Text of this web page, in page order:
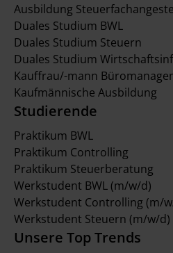
Unsere Top Trends
Studierende
Praktikum BWL
Praktikum Controlling
Praktikum Steuerberatung
Werkstudent BWL (m/w/d)
Werkstudent Controlling (m/
Werkstudent Steuern (m/w/d)
Ausbildung
Duales Studium BWL
Duales Studium Steuern
Duales Studium
Kauffrau/-mann
Kaufmännische Ausbildung